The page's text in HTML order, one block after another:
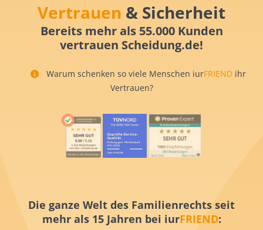
Vertrauen & Sicherheit
Bereits mehr als 55.000 Kunden
vertrauen Scheidung.de!
Warum schenken so viele Menschen iurFRIEND ihr
Vertrauen?
Die ganze Welt des Familienrechts seit
mehr als 15 Jahren bei iurFRIEND: